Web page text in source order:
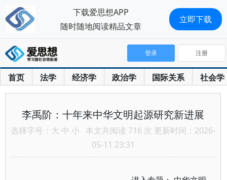
首页 法学 经济学 政治学 国际关系 社会学
登录 注册
李禹阶：十年来中华文明起源研究新进展
选择字号： 大 中 小 本文共阅读 716 次 更新时间：2026-
05-11 23:31
下载爱思想APP
随时随地阅读精品文章
立即下载